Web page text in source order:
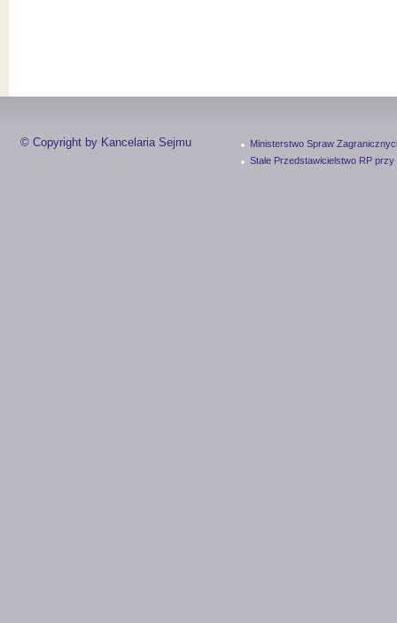
© Copyright by Kancelaria Sejmu
Ministerstwo Spraw
Stałe Przedstawicielstwo RP przy